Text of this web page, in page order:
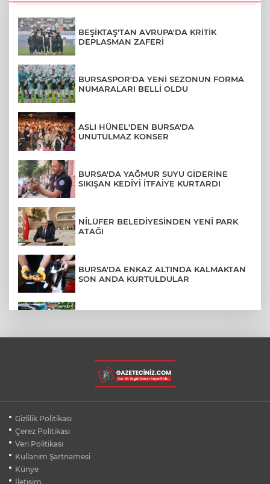
BEŞİKTAŞ'TAN AVRUPA'DA KRİTİK
DEPLASMAN ZAFERİ
BURSASPOR'DA YENİ SEZONUN FORMA
NUMARALARI BELLİ OLDU
ASLI HÜNEL'DEN BURSA'DA
UNUTULMAZ KONSER
BURSA'DA YAĞMUR SUYU GİDERİNE
SIKIŞAN KEDİYİ İTFAİYE KURTARDI
NİLÜFER BELEDİYESİNDEN YENİ PARK
ATAĞI
BURSA'DA ENKAZ ALTINDA KALMAKTAN
SON ANDA KURTULDULAR
BURSA'DA DEPO YANGINI BİNAYA
SIÇRAMADAN SÖNDÜRÜLDÜ
SİLİVRİ'DE YANGIN: MAHSUR KALANLAR
Gizlilik Politikası
Çerez Politikası
Veri Politikası
Kullanım Şartnamesi
Künye
İletişim